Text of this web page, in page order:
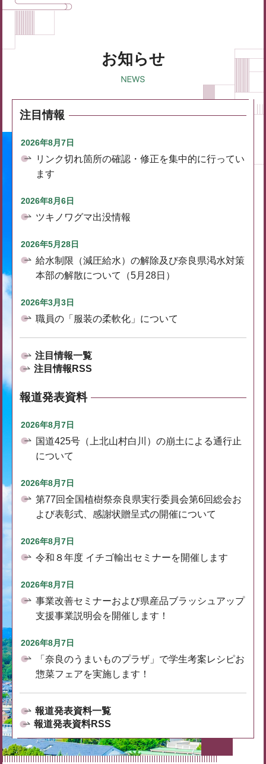
お知らせ
注目情報
2026年8月7日
リンク切れ箇所の確認・修正を集中的に行ってい
ます
2026年8月6日
ツキノワグマ出没情報
2026年5月28日
給水制限（減圧給水）の解除及び奈良県渇水対策
本部の解散について（5月28日）
2026年3月3日
職員の「服装の柔軟化」について
注目情報一覧
注目情報RSS
報道発表資料
2026年8月7日
国道425号（上北山村白川）の崩土による通行止
について
2026年8月7日
第77回全国植樹祭奈良県実行委員会第6回総会お
よび表彰式、感謝状贈呈式の開催について
2026年8月7日
令和８年度 イチゴ輸出セミナーを開催します
2026年8月7日
事業改善セミナーおよび県産品ブラッシュアップ
支援事業説明会を開催します！
2026年8月7日
「奈良のうまいものプラザ」で学生考案レシピお
惣菜フェアを実施します！
報道発表資料一覧
報道発表資料RSS